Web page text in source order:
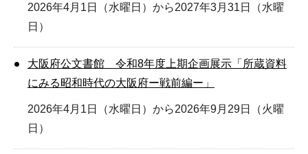
2026年4月1日（水曜日）から2027年3月31日（水曜
日）
大阪府公文書館 令和8年度上期企画展示「所蔵資料
にみる昭和時代の大阪府ー戦前編ー」
2026年4月1日（水曜日）から2026年9月29日（火曜
日）